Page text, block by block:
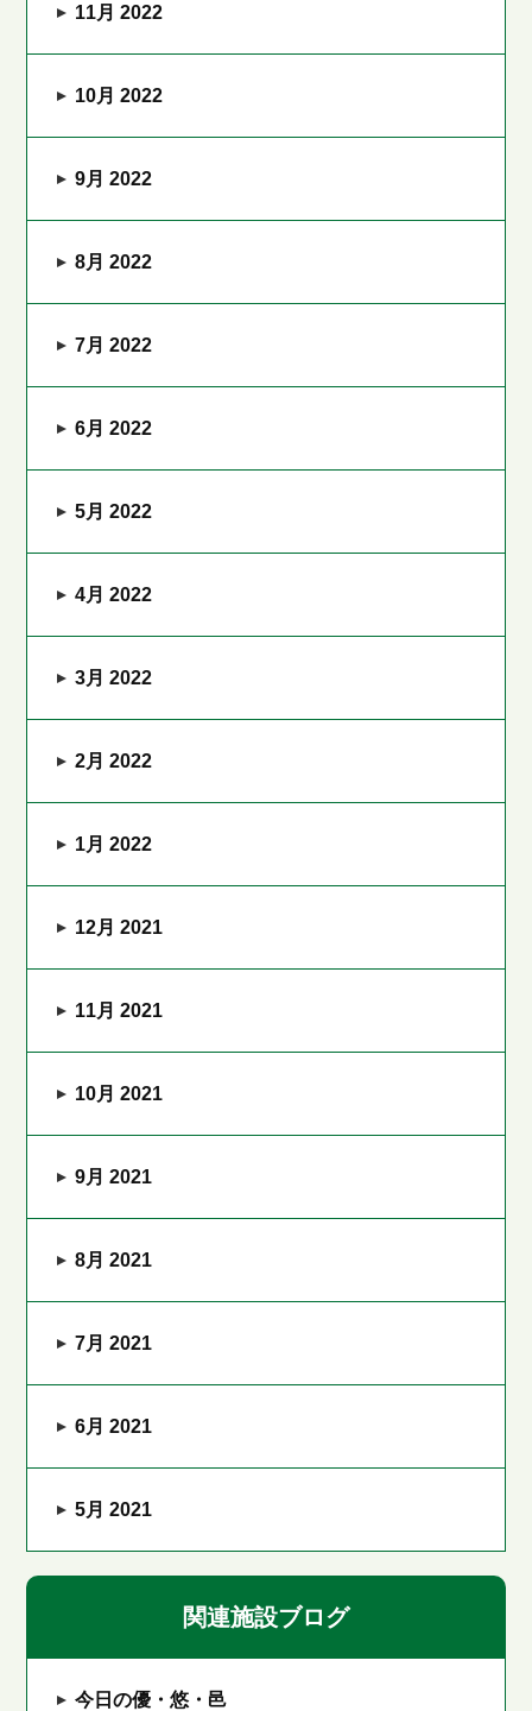
11月 2022
10月 2022
9月 2022
8月 2022
7月 2022
6月 2022
5月 2022
4月 2022
3月 2022
2月 2022
1月 2022
12月 2021
11月 2021
10月 2021
9月 2021
8月 2021
7月 2021
6月 2021
5月 2021
関連施設ブログ
今日の優・悠・邑